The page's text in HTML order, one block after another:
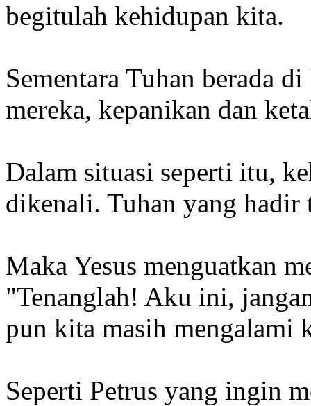
begitulah kehidupan kita.
Sementara Tuhan berada
mereka, kepanikan dan
Dalam situasi seperti itu,
dikenali. Tuhan yang
Maka Yesus menguatkan
"Tenanglah! Aku ini,
pun kita masih mengalami
Seperti Petrus yang ingin